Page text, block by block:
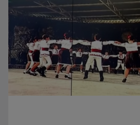
„Frații Jderi”, superproducția inspirată
Sadoveanu, la ...